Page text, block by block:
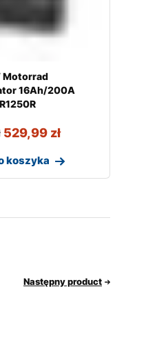
Motorrad
16Ah/200A
529,99 zł
koszyka
Następny product